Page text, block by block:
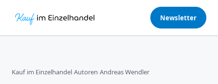
Newsletter
Kauf im Einzelhandel›Autoren›Andreas Wendler